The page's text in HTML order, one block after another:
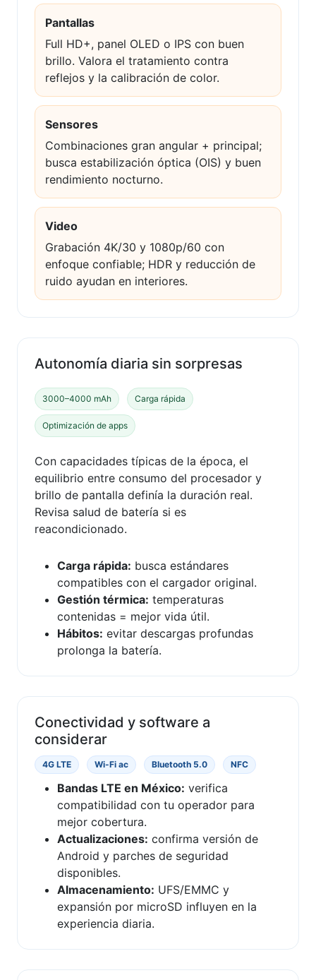
Pantallas
Full HD+, panel OLED o IPS con buen
brillo. Valora el tratamiento contra
reflejos y la calibración de color.
Sensores
Combinaciones gran angular + principal;
busca estabilización óptica (OIS) y buen
rendimiento nocturno.
Video
Grabación 4K/30 y 1080p/60 con
enfoque confiable; HDR y reducción de
ruido ayudan en interiores.
Autonomía diaria sin sorpresas
3000–4000 mAh Carga rápida
Optimización de apps
Con capacidades típicas de la época, el
equilibrio entre consumo del procesador y
brillo de pantalla definía la duración real.
Revisa salud de batería si es
reacondicionado.
Carga rápida: busca estándares
compatibles con el cargador original.
Gestión térmica: temperaturas
contenidas = mejor vida útil.
Hábitos: evitar descargas profundas
prolonga la batería.
Conectividad y software a
considerar
4G LTE Wi-Fi ac Bluetooth 5.0 NFC
Bandas LTE en México: verifica
compatibilidad con tu operador para
mejor cobertura.
Actualizaciones: confirma versión de
Android y parches de seguridad
disponibles.
Almacenamiento: UFS/EMMC y
expansión por microSD influyen en la
experiencia diaria.